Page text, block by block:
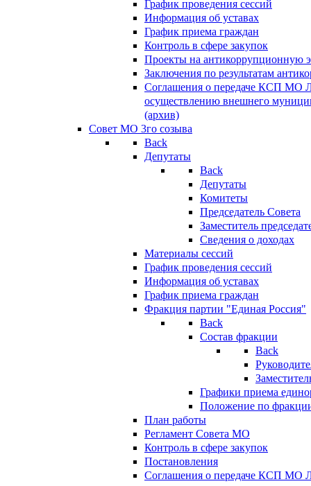
График проведения сессий
Информация об уставах
График приема граждан
Контроль в сфере закупок
Проекты на антикоррупционную
Заключения по результатам
Соглашения о передаче КСП МО
осуществлению внешнего
(архив)
Совет МО 3го созыва
Back
Депутаты
Back
Депутаты
Комитеты
Председатель Совета
Заместитель
Сведения о доходах
Материалы сессий
График проведения сессий
Информация об уставах
График приема граждан
Фракция партии "Единая Россия"
Back
Состав фракции
Back
Графики приема
Положение по
План работы
Регламент Совета МО
Контроль в сфере закупок
Постановления
Соглашения о передаче КСП МО